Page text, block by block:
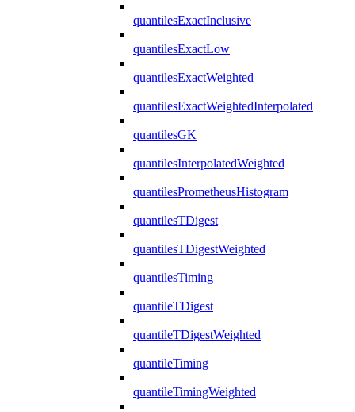
quantilesExactInclusive
quantilesExactLow
quantilesExactWeighted
quantilesExactWeightedInterpolated
quantilesGK
quantilesInterpolatedWeighted
quantilesPrometheusHistogram
quantilesTDigest
quantilesTDigestWeighted
quantilesTiming
quantileTDigest
quantileTDigestWeighted
quantileTiming
quantileTimingWeighted